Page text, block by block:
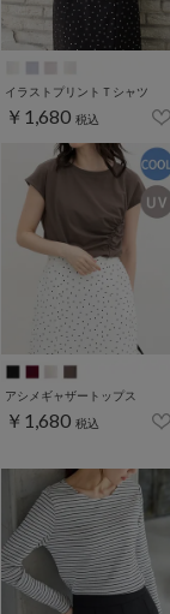
イラストプリントＴシャツ
￥1,680 税込
アシメギャザートップス
￥1,680 税込